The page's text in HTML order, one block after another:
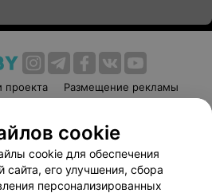
проекта
Размещение рекламы
Способы оплаты
Партнеры
руководителю 103.by
cookie
cookie для обеспечения
сайта, его улучшения, сбора
персонализированных